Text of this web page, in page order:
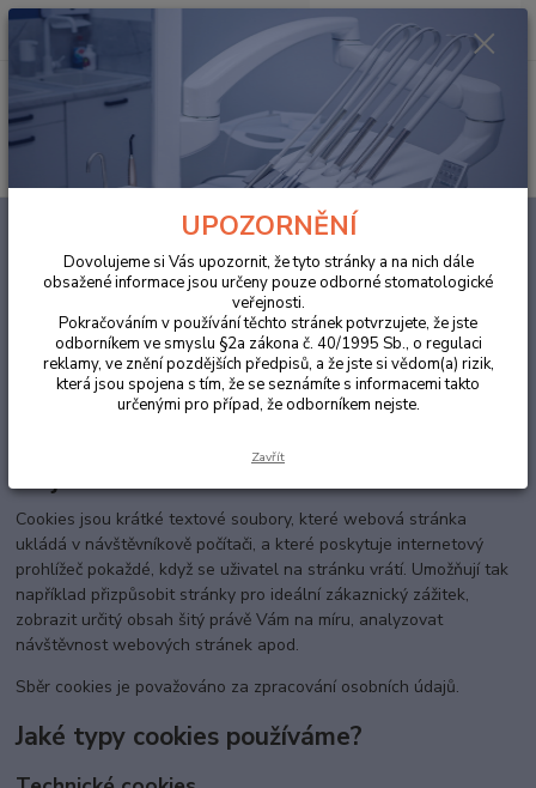
Hledat
za 0,00 Kč
Práce s cookies
Provozovatel webové stránky…………., společnost……….. s.r.o., se
sídlem v…………………, IČ……….., zapsaná v obchodním rejstříku
vedeném Krajským soudem v………., oddíl………., vložka……………..
(dále jen „prodávající“ nebo „správce“) pracuje na této webové
Co jsou to cookies?
Cookies jsou krátké textové soubory, které webová stránka
ukládá v návštěvníkově počítači, a které poskytuje internetový
prohlížeč pokaždé, když se uživatel na stránku vrátí. Umožňují tak
například přizpůsobit stránky pro ideální zákaznický zážitek,
zobrazit určitý obsah šitý právě Vám na míru, analyzovat
návštěvnost webových stránek apod.
Sběr cookies je považováno za zpracování osobních údajů.
Jaké typy cookies používáme?
UPOZORNĚNÍ
Dovolujeme si Vás upozornit, že tyto stránky a na nich dále
obsažené informace jsou určeny pouze odborné stomatologické
veřejnosti.
Pokračováním v používání těchto stránek potvrzujete, že jste
odborníkem ve smyslu §2a zákona č. 40/1995 Sb., o regulaci
reklamy, ve znění pozdějších předpisů, a že jste si vědom(a) rizik,
která jsou spojena s tím, že se seznámíte s informacemi takto
určenými pro případ, že odborníkem nejste.
Zavřít